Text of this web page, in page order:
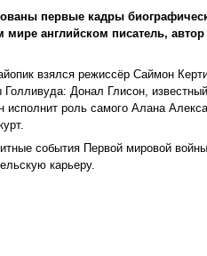
первые кадры
английском писатель, автор
взялся режиссёр Саймон
Голливуда: Донал Глисон,
исполнит роль самого Алана
события Первой мировой
карьеру.